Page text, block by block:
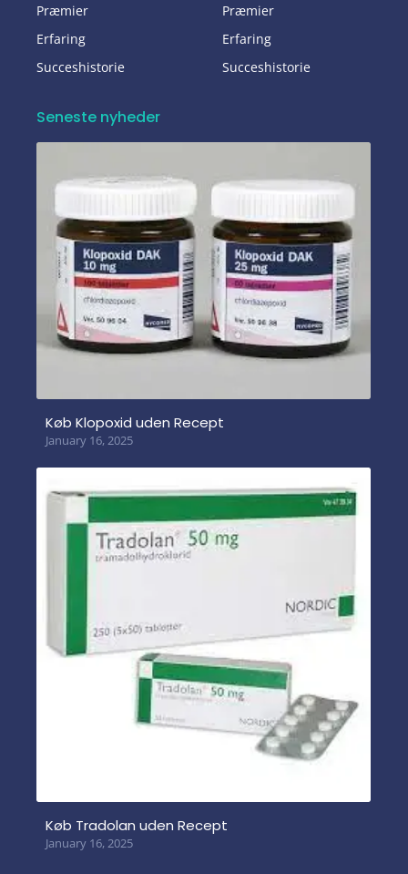
Præmier
Erfaring
Succeshistorie
Præmier
Erfaring
Succeshistorie
Seneste nyheder
Køb Klopoxid uden Recept
January 16, 2025
Køb Tradolan uden Recept
January 16, 2025